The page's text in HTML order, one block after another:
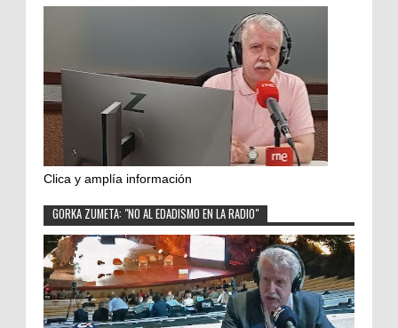
Clica y amplía información
GORKA ZUMETA: "NO AL EDADISMO EN LA RADIO"